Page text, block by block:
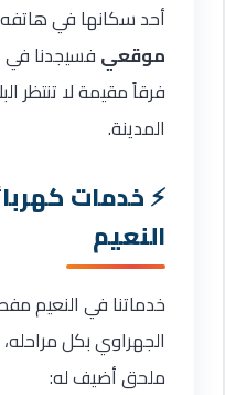
أحد سكانها في
موقعي فسيجدنا في
فرقاً مقيمة لا تنتظر
المدينة.
خدمات
النعيم
خدماتنا في النعيم
الجهراوي بكل
ملحق أضيف له: